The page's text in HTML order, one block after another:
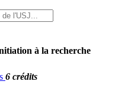
à la recherche
6 crédits